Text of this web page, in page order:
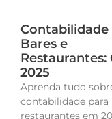
Contabilidade
Bares e
Restaurantes:
2025
Aprenda tudo
contabilidade para
restaurantes em